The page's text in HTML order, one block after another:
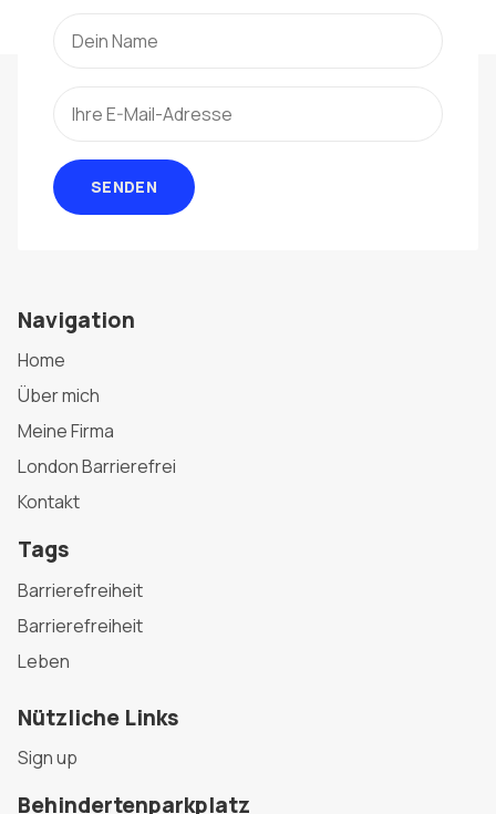
SENDEN
Navigation
Home
Über mich
Meine Firma
London Barrierefrei
Kontakt
Tags
Barrierefreiheit
Barrierefreiheit
Leben
Nützliche Links
Sign up
Behindertenparkplatz